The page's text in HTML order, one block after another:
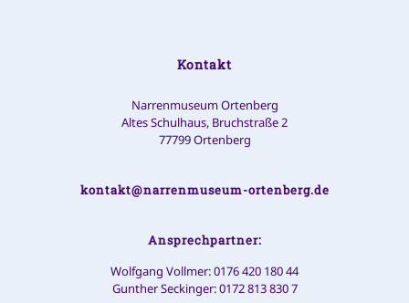
Kontakt
Narrenmuseum Ortenberg
Altes Schulhaus, Bruchstraße 2
77799 Ortenberg
kontakt@narrenmuseum-ortenberg.de
Ansprechpartner:
Wolfgang Vollmer: 0176 420 180 44
Gunther Seckinger: 0172 813 830 7